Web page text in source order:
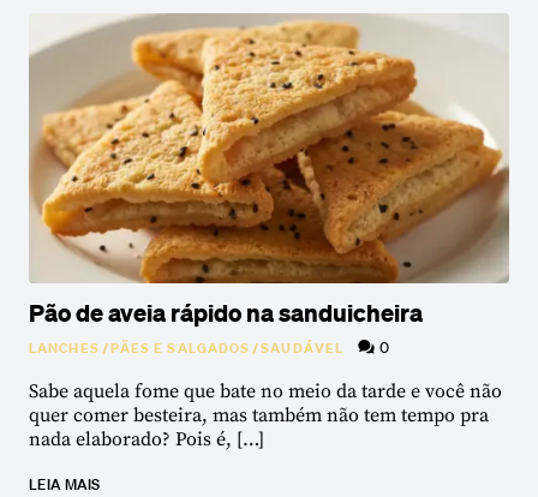
Pão de aveia rápido na sanduicheira
LANCHES/PÃES E SALGADOS/SAUDÁVEL 0
Sabe aquela fome que bate no meio da tarde e você não
quer comer besteira, mas também não tem tempo pra
nada elaborado? Pois é, […]
LEIA MAIS